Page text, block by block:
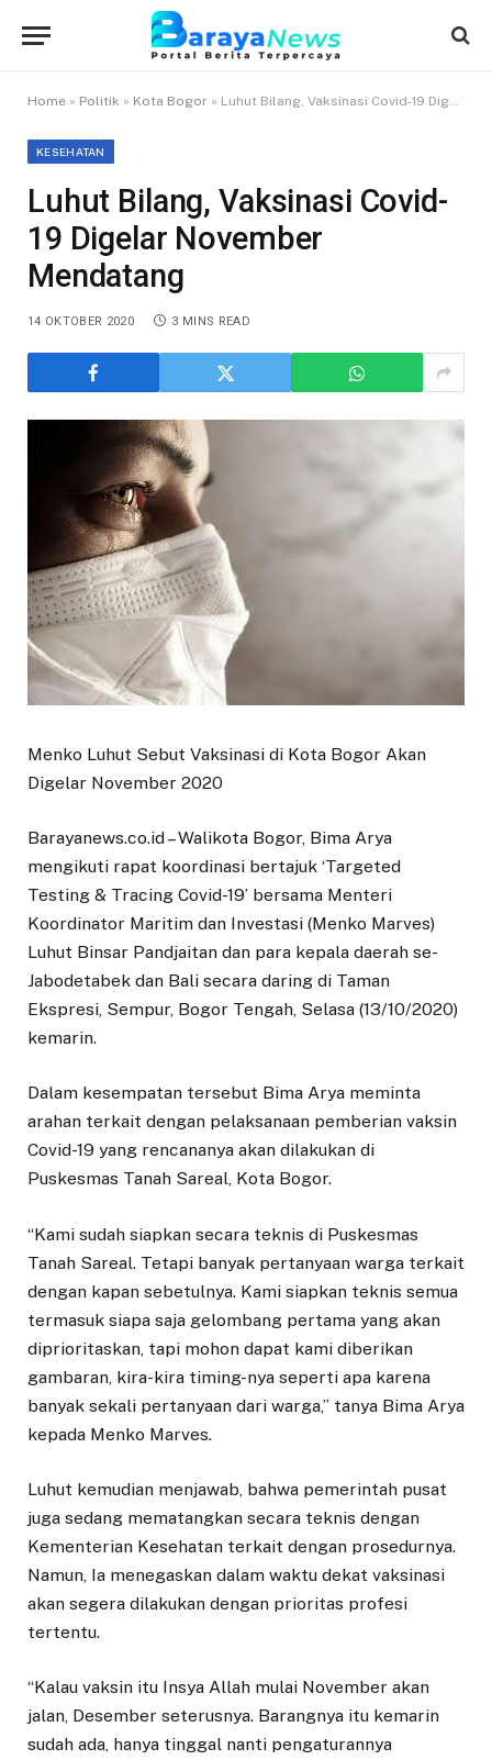
Home » Politik » Kota Bogor » Luhut Bilang, Vaksinasi Covid-19 Digelar November Mendatang
KESEHATAN
Luhut Bilang, Vaksinasi Covid-
19 Digelar November
Mendatang
14 OKTOBER 2020 3 MINS READ
Menko Luhut Sebut Vaksinasi di Kota Bogor Akan
Digelar November 2020
Barayanews.co.id – Walikota Bogor, Bima Arya
mengikuti rapat koordinasi bertajuk ‘Targeted
Testing & Tracing Covid-19’ bersama Menteri
Koordinator Maritim dan Investasi (Menko Marves)
Luhut Binsar Pandjaitan dan para kepala daerah se-
Jabodetabek dan Bali secara daring di Taman
Ekspresi, Sempur, Bogor Tengah, Selasa (13/10/2020)
kemarin.
Dalam kesempatan tersebut Bima Arya meminta
arahan terkait dengan pelaksanaan pemberian vaksin
Covid-19 yang rencananya akan dilakukan di
Puskesmas Tanah Sareal, Kota Bogor.
“Kami sudah siapkan secara teknis di Puskesmas
Tanah Sareal. Tetapi banyak pertanyaan warga terkait
dengan kapan sebetulnya. Kami siapkan teknis semua
termasuk siapa saja gelombang pertama yang akan
diprioritaskan, tapi mohon dapat kami diberikan
gambaran, kira-kira timing-nya seperti apa karena
banyak sekali pertanyaan dari warga,” tanya Bima Arya
kepada Menko Marves.
Luhut kemudian menjawab, bahwa pemerintah pusat
juga sedang mematangkan secara teknis dengan
Kementerian Kesehatan terkait dengan prosedurnya.
Namun, Ia menegaskan dalam waktu dekat vaksinasi
akan segera dilakukan dengan prioritas profesi
tertentu.
“Kalau vaksin itu Insya Allah mulai November akan
jalan, Desember seterusnya. Barangnya itu kemarin
sudah ada, hanya tinggal nanti pengaturannya